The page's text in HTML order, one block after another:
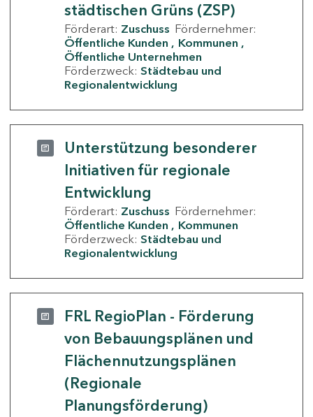
städtischen Grüns (ZSP)
Förderart: Zuschuss Fördernehmer:
Öffentliche Kunden
Kommunen
Öffentliche Unternehmen
Förderzweck: Städtebau und
Regionalentwicklung
Unterstützung besonderer
Initiativen für regionale
Entwicklung
Förderart: Zuschuss Fördernehmer:
Öffentliche Kunden
Kommunen
Förderzweck: Städtebau und
Regionalentwicklung
FRL RegioPlan - Förderung
von Bebauungsplänen und
Flächennutzungsplänen
(Regionale
Planungsförderung)